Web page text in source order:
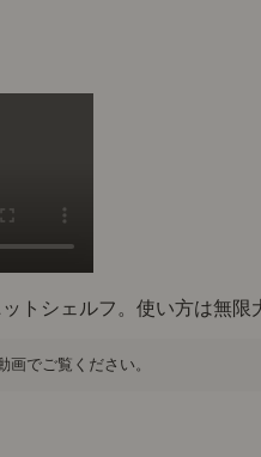
トシェルフ。使い方は無限
画でご覧ください。